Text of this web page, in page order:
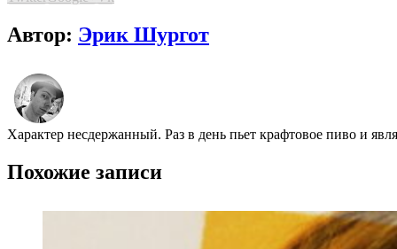
Автор: Эрик Шургот
Характер несдержанный. Раз в день пьет крафтовое пиво и
Похожие записи